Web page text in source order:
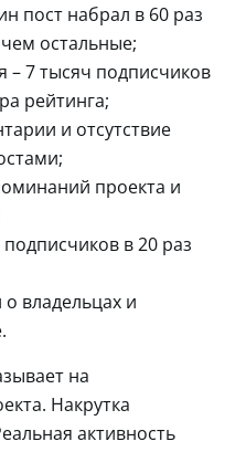
пост набрал в 60 раз
остальные;
– 7 тысяч подписчиков
рейтинга;
и отсутствие
проекта и
в 20 раз
владельцах и
на
Накрутка
активность